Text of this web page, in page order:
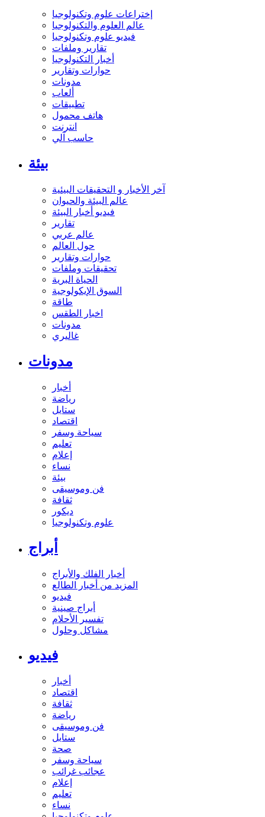
إختراعات علوم وتكنولوجيا
عالم العلوم والتكنولوجيا
فيديو علوم وتكنولوجيا
تقارير وملفات
أخبار التكنولوجيا
حوارات وتقارير
مدونات
ألعاب
تطبيقات
هاتف محمول
انترنت
حاسب آلي
بيئة
آخر الأخبار و التحقيقات البيئية
عالم البيئة والحيوان
فيديو أخبار البيئة
تقارير
عالم عربي
حول العالم
حوارات وتقارير
تحقيقات وملفات
الحياة البرية
السوق الإيكولوجية
طاقة
اخبار الطقس
مدونات
غاليري
مدونات
أخبار
رياضة
ستايل
اقتصاد
سياحة وسفر
تعليم
إعلام
نساء
بيئة
فن وموسيقى
ثقافة
ديكور
علوم وتكنولوجيا
أبراج
أخبار الفلك والأبراج
المزيد من أخبار الطالع
فيديو
أبراج صينية
تفسير الأحلام
مشاكل وحلول
فيديو
أخبار
اقتصاد
ثقافة
رياضة
فن وموسيقى
ستايل
صحة
سياحة وسفر
عجائب غرائب
إعلام
تعليم
نساء